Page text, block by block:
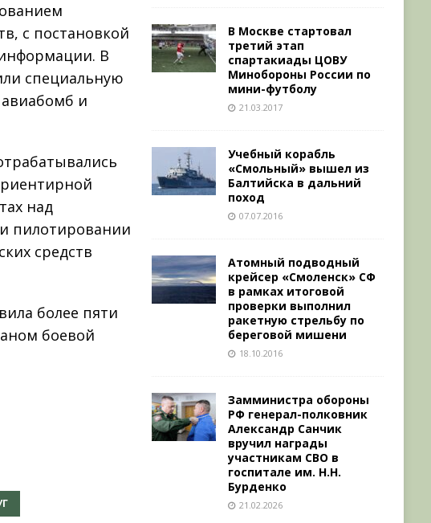
с постановкой
В
специальную
и
над
пилотировании
средств
более пяти
боевой
В Москве стартовал
третий этап
спартакиады ЦОВУ
Минобороны России по
мини-футболу
21.03.2017
Учебный корабль
«Смольный» вышел из
Балтийска в дальний
поход
07.07.2016
Атомный подводный
крейсер «Смоленск» СФ
в рамках итоговой
проверки выполнил
ракетную стрельбу по
береговой мишени
18.10.2016
Замминистра обороны
РФ генерал-полковник
Александр Санчик
вручил награды
участникам СВО в
госпитале им. Н.Н.
Бурденко
21.02.2026